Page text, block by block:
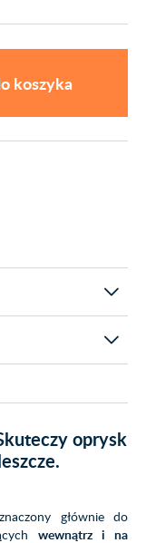
koszyka
oprysk
głównie do
wewnątrz i na